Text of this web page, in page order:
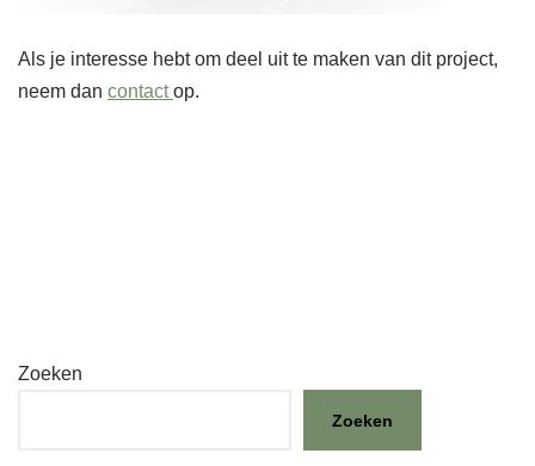
Als je interesse hebt om deel uit te maken van dit project,
neem dan contactop.
Zoeken
Zoeken